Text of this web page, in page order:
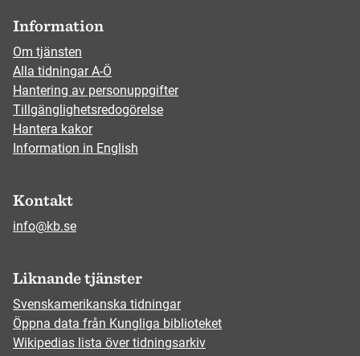
Information
Om tjänsten
Alla tidningar A-Ö
Hantering av personuppgifter
Tillgänglighetsredogörelse
Hantera kakor
Information in English
Kontakt
info@kb.se
Liknande tjänster
Svenskamerikanska tidningar
Öppna data från Kungliga biblioteket
Wikipedias lista över tidningsarkiv